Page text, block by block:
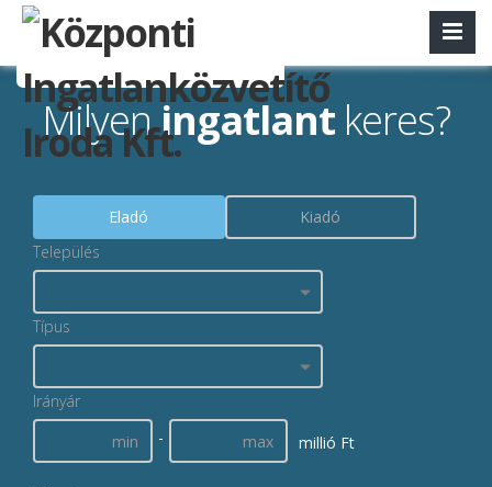
Milyeningatlant keres?
Eladó
Kiadó
Település
Típus
Irányár
-
millió Ft